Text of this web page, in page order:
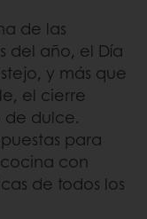
de las
del año, el Día
y más que
el cierre
de dulce.
para
con
de todos los